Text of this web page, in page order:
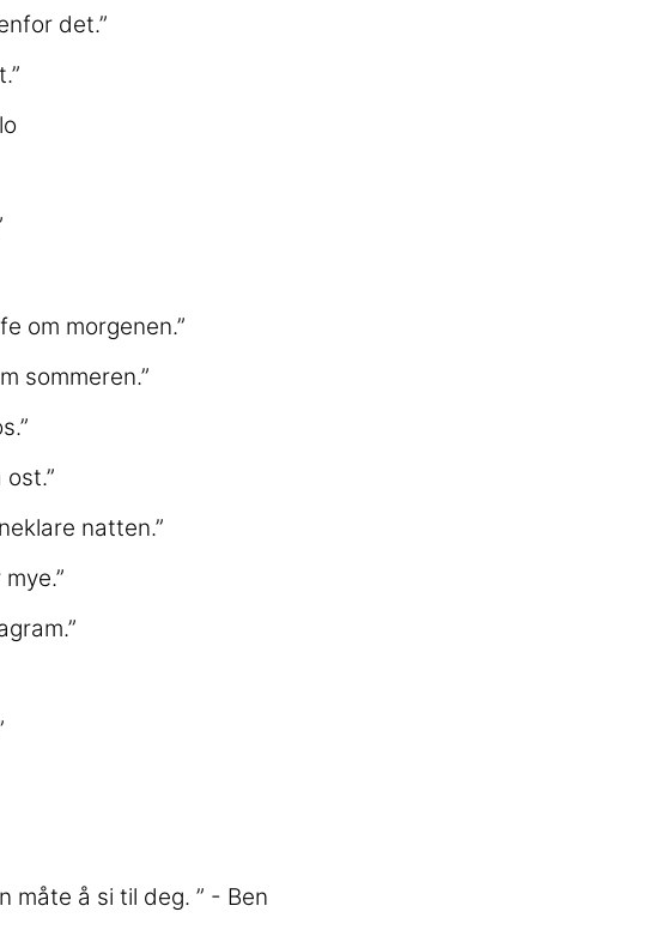
det.”
om morgenen.”
sommeren.”
natten.”
måte å si til deg. ” - Ben